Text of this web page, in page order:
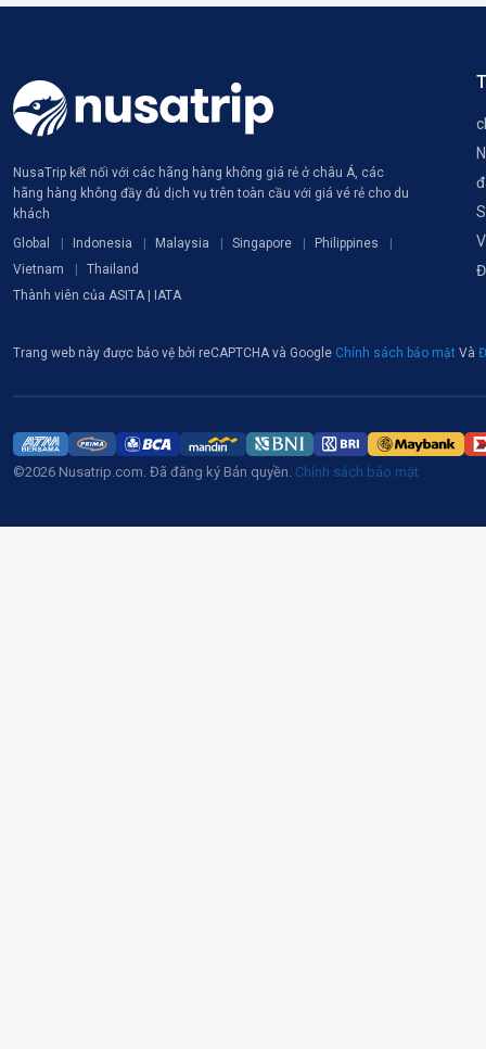
NusaTrip kết nối với các hãng hàng không giá rẻ ở châu Á, các
hãng hàng không đầy đủ dịch vụ trên toàn cầu với giá vé rẻ cho du
khách
Global
Indonesia Malaysia Singapore
Philippines
Vietnam
Thailand
Thành viên của ASITA | IATA
Trang web này được bảo vệ bởi reCAPTCHA và Google Chính sách bảo mật Và
©2026 Nusatrip.com. Đã đăng ký Bản quyền. Chính sách bảo mật